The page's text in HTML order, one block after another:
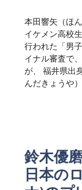
本田響矢（ほ
イケメン高校
行われた「男
イナル審査で
が、 福井県出
んだきょうや
鈴木優
日本の